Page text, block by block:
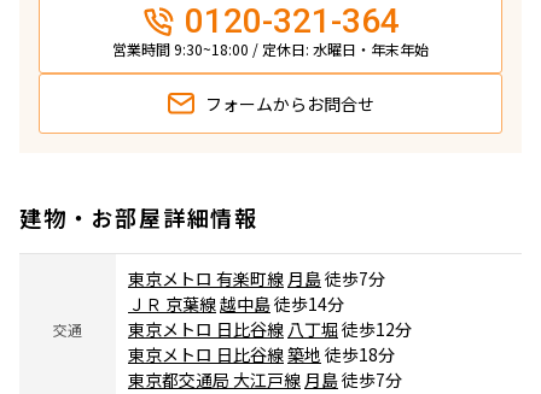
0120-321-364
営業時間 9:30~18:00 / 定休日: 水曜日・年末年始
フォームから お問合せ
建物・お部屋詳細情報
交通
東京メトロ 有楽町線 月島徒歩7分
ＪＲ 京葉線越中島徒歩14分
東京メトロ 日比谷線 八丁堀徒歩12分
東京メトロ 日比谷線築地 徒歩18分
東京都交通局 大江戸線 月島徒歩7分